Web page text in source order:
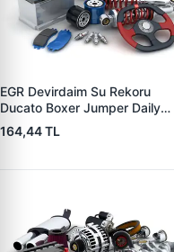
EGR Devirdaim Su Rekoru
Ducato Boxer Jumper Daily
EURO5 2.3 | WINTECH
0500238 | OEM 504377461
164,44 TL